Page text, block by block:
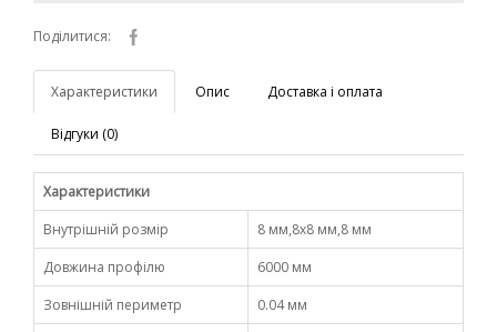
Поділитися:
Характеристики Опис Доставка і оплата
Відгуки (0)
Характеристики
Внутрішній розмір
8 мм,8х8 мм,8 мм
Довжина профілю
6000 мм
Зовнішній периметр
0.04 мм